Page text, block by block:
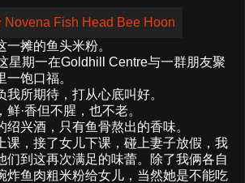
摊的鱼头米粉。
星期一在Goldhill Centre与一群朋友聚
饱口福。
所期待，打从心底叫好。
·香但不腥，也不老。
兴酒，只有鱼骨熬出的香味。
课，接了女儿下课，碰上妻子放假，我
们到这再次满足的味蕾。除了我俩各自
炸鱼肉粗米粉给女儿，当然她是不能吃